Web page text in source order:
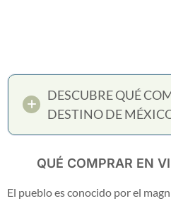
DESCUBRE QUÉ
DESTINO DE
QUÉ COMPRAR EN
El pueblo es conocido por el